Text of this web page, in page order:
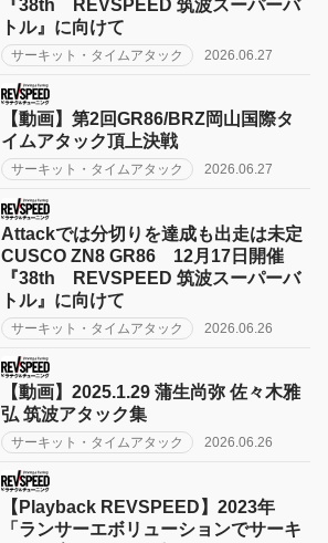
『38th REVSPEED 筑波スーパーバ
トル』に向けて
サーキット・タイムアタック 2026.06.27
【動画】第2回GR86/BRZ岡山国際タ
イムアタック頂上決戦
サーキット・タイムアタック 2026.06.27
Attackでは分切りを達成も出走は未定
CUSCO ZN8 GR86 12月17日開催
『38th REVSPEED 筑波スーパーバ
トル』に向けて
サーキット・タイムアタック 2026.06.26
【動画】2025.1.29 蒲生尚弥 佐々木雅
弘 筑波アタック集
サーキット・タイムアタック 2026.06.26
【Playback REVSPEED】2023年
「ランサーエボリューションでサーキ